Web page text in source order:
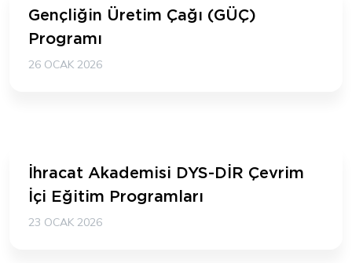
Gençliğin Üretim Çağı (GÜÇ)
Programı
26 OCAK 2026
İhracat Akademisi DYS-DİR Çevrim
İçi Eğitim Programları
23 OCAK 2026